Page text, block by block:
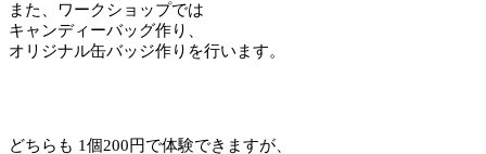
また、ワークショップでは
キャンディーバッグ作り、
オリジナル缶バッジ作りを行います。
どちらも 1個200円で体験できますが、